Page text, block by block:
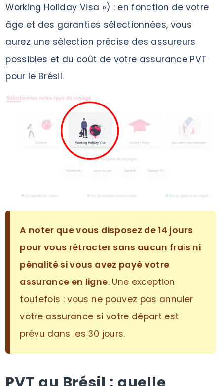
Working Holiday Visa ») : en fonction de votre
âge et des garanties sélectionnées, vous
aurez une sélection précise des assureurs
possibles et du coût de votre assurance PVT
pour le Brésil.
A noter que vous disposez de 14 jours
pour vous rétracter sans aucun frais ni
pénalité si vous avez payé votre
assurance en ligne. Une exception
toutefois : vous ne pouvez pas annuler
votre assurance si votre départ est
prévu dans les 30 jours.
PVT au Brésil : quelle